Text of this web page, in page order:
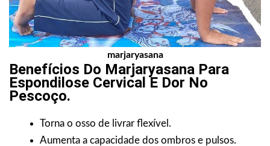
marjaryasana
Benefícios Do Marjaryasana Para
Espondilose Cervical E Dor No
Pescoço.
Torna o osso de livrar flexível.
Aumenta a capacidade dos ombros e pulsos.